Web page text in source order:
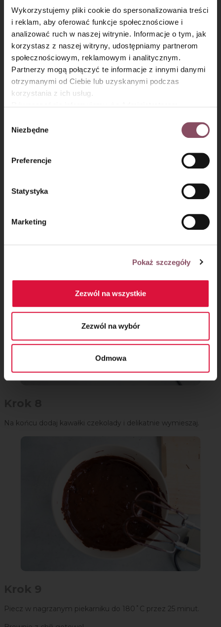
Wykorzystujemy pliki cookie do spersonalizowania treści
i reklam, aby oferować funkcje społecznościowe i
analizować ruch w naszej witrynie. Informacje o tym, jak
korzystasz z naszej witryny, udostępniamy partnerom
społecznościowym, reklamowym i analitycznym.
Partnerzy mogą połączyć te informacje z innymi danymi
otrzymanymi od Ciebie lub uzyskanymi podczas
korzystania z ich usług.
Gdańsk (80-339) adres: Dickmana 14/15 więcej
informacji o przetwarzaniu danych osobowych oraz
Polityce
prywatności.
zgody
Niezbędne
Preferencje
Statystyka
Marketing
Pokaż szczegóły
Zezwól na wszystkie
Zezwól na wybór
Odmowa
Krok 6
Suche składniki wymieszaj z chili, dodaj do ubitych jajek
i krótko zmiksuj.
połączenia.
Na końcu dodaj kawałki czekolady i delikatnie wymieszaj.
Piecz w nagrzanym piekarniku do 180˚C przez 25 minut.
×